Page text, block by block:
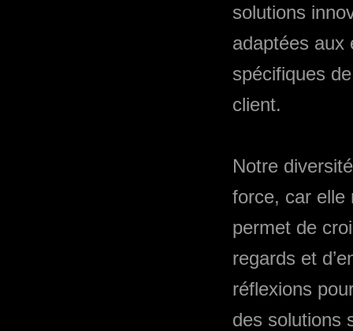
solutions
adaptées aux
spécifiques
client.
Notre
force, car elle
permet de
regards et
réflexions
des solutions